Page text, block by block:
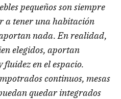
pequeños son siempre
a tener una habitación
nada. En realidad,
elegidos, aportan
fluidez en el espacio.
continuos, mesas
quedar integrados